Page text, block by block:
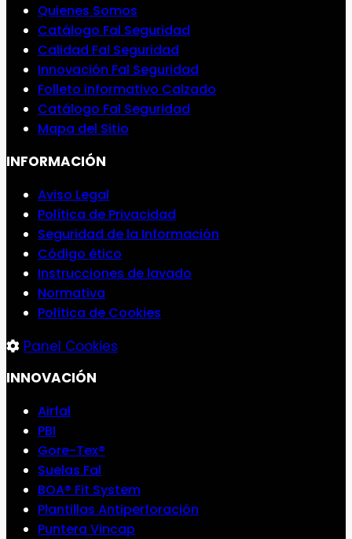
Quienes Somos
Catálogo Fal Seguridad
Calidad Fal Seguridad
Innovación Fal Seguridad
Folleto informativo Calzado
Catálogo Fal Seguridad
Mapa del Sitio
INFORMACIÓN
Aviso Legal
Política de Privacidad
Seguridad de la Información
Código ético
Instrucciones de lavado
Normativa
Política de Cookies
Panel Cookies
INNOVACIÓN
Airfal
PBI
Gore-Tex®
Suelas Fal
BOA® Fit System
Plantillas Antiperforación
Puntera Vincap